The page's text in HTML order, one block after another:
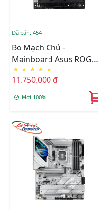
Đã bán: 454
Bo Mạch Chủ -
Mainboard Asus ROG
STRIX Z890-F GAMING
WIFI
★ ★ ★ ★ ★
11.750.000 đ
Mới 100%